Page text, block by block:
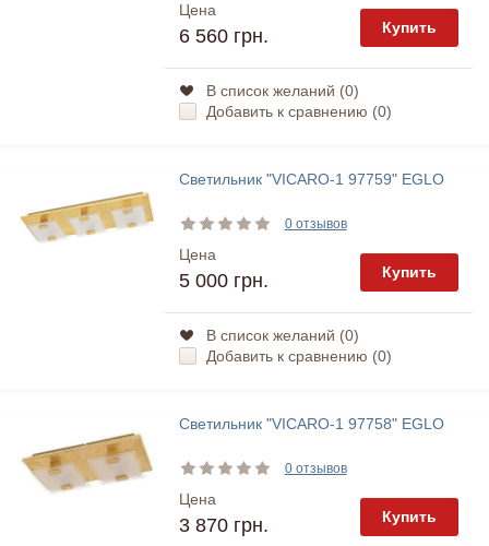
Цена
6 560 грн. Купить
В список желаний (0)
Добавить к сравнению (0)
Светильник "VICARO-1 97759" EGLO
0 отзывов
Цена
5 000 грн. Купить
В список желаний (0)
Добавить к сравнению (0)
Светильник "VICARO-1 97758" EGLO
0 отзывов
Цена
3 870 грн. Купить